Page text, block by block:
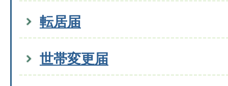
転居届
世帯変更届